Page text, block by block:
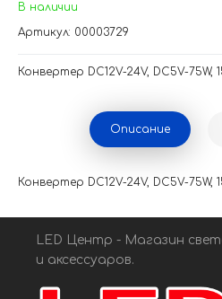
В наличии
Артикул: 00003729
Конвертер DC12V-24V, DC5V-75W,
Описание
Конвертер DC12V-24V, DC5V-75W,
LED Центр - Магазин
и аксессуаров.